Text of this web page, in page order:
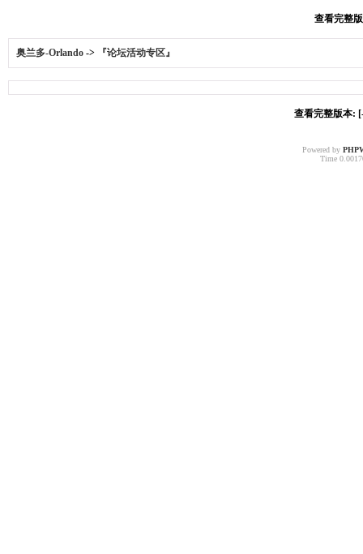
查看完整
奥兰多-Orlando -> 『论坛活动专区』
查看完整版本:
Powered by
Time